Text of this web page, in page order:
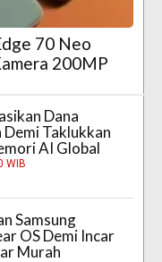
70 Neo
200MP
Dana
Taklukkan
AI Global
WIB
Samsung
OS Demi Incar
Murah